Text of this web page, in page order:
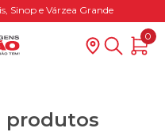
Sinop e Várzea Grande
0
produtos